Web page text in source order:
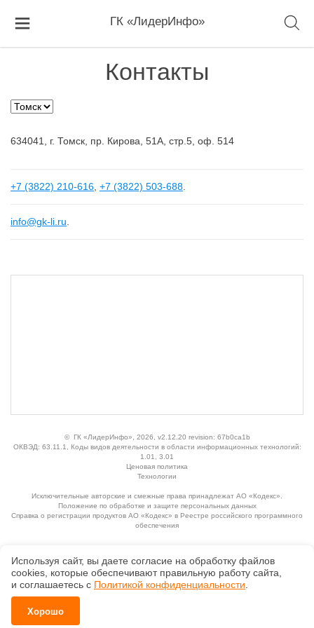
ГК «ЛидерИнфо»
Контакты
634041, г. Томск, пр. Кирова, 51А, стр.5, оф. 514
+7 (3822) 210-616 +7 (3822) 503-688
info@gk-li.ru
© ГК «ЛидерИнфо», 2026, v2.12.20 revision: 67b0ca1b
ОКВЭД: 63.11.1, Коды видов деятельности в области информационных технологий:
1.01, 3.01
Ценовая политика
Технологии
Исключительные авторские и смежные права принадлежат АО «Кодекс».
Положение по обработке и защите персональных данных
Справка о регистрации продуктов АО «Кодекс» в Реестре российского программного
обеспечения
Используя сайт, вы даете согласие на обработку файлов
сооkiеs, которые обеспечивают правильную работу сайта,
и соглашаетесь с Политикой конфиденциальности
Хорошо